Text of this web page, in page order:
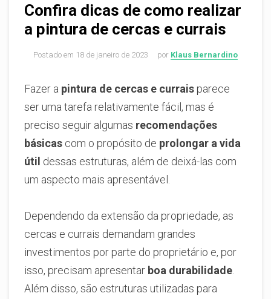
Confira dicas de como realizar
a pintura de cercas e currais
Postado em 18 de janeiro de 2023 por Klaus Bernardino
Fazer a pintura de cercas e currais parece
ser uma tarefa relativamente fácil, mas é
preciso seguir algumas recomendações
básicas com o propósito de prolongar a vida
útil dessas estruturas, além de deixá-las com
um aspecto mais apresentável.
Dependendo da extensão da propriedade, as
cercas e currais demandam grandes
investimentos por parte do proprietário e, por
isso, precisam apresentar boa durabilidade
Além disso, são estruturas utilizadas para